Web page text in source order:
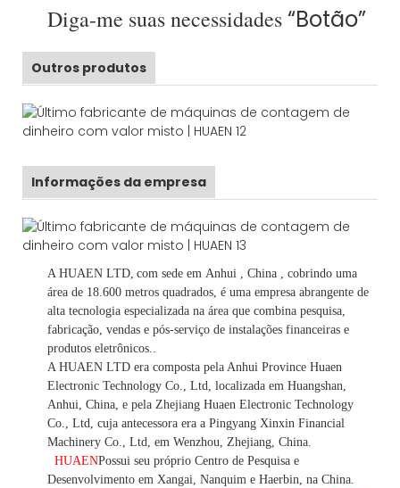
Diga-me suas necessidades“Botão”
Outros produtos
Informações da empresa
A HUAEN LTD, com sede em Anhui , China
, cobrindo uma
área de 18.600 metros quadrados, é uma empresa abrangente de
alta tecnologia especializada na área que combina pesquisa,
fabricação, vendas e pós-serviço de instalações financeiras e
produtos eletrônicos.
A HUAEN LTD era composta pela Anhui Province Huaen
Electronic Technology Co., Ltd, localizada em Huangshan,
Anhui, China, e pela Zhejiang Huaen Electronic Technology
Co., Ltd, cuja antecessora era a Pingyang Xinxin Financial
Machinery Co., Ltd, em Wenzhou, Zhejiang, China.
HUAENPossui seu próprio Centro de Pesquisa e
Desenvolvimento em Xangai, Nanquim e Haerbin, na China.